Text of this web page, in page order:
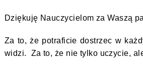
Dziękuję Nauczycielom za Waszą
Za to, że potraficie dostrzec w
widzi. Za to, że nie tylko uczycie,